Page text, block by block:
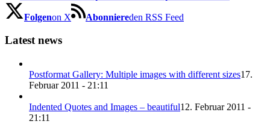
Folgenon X Abonniereden RSS Feed
Latest news
Postformat Gallery: Multiple images with different sizes17.
Februar 2011 - 21:11
Indented Quotes and Images – beautiful12. Februar 2011 -
21:11